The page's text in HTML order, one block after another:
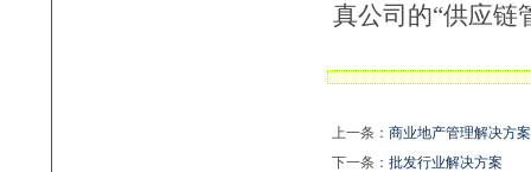
真公司的“供应链
上一条： 商业地产管理解决方案
下一条： 批发行业解决方案